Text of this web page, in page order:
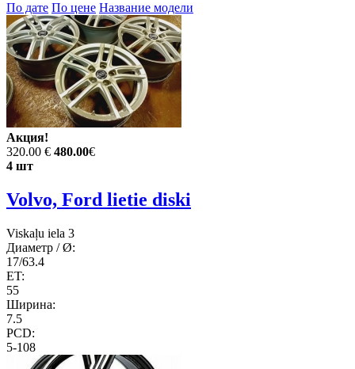
По дате По цене Название модели
Акция!
320.00 € 480.00€
4 шт
Volvo, Ford lietie diski
Viskaļu iela 3
Диаметр / Ø:
17/63.4
ET:
55
Ширина:
7.5
PCD:
5-108